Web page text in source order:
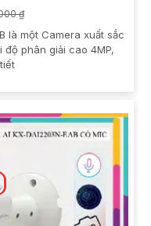
₫
là một Camera xuất sắc
phân giải cao 4MP,